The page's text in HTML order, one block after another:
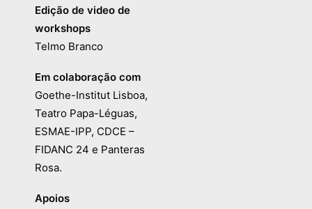
Edição de video de
workshops
Telmo Branco
Em colaboração com
Goethe-Institut Lisboa,
Teatro Papa-Léguas,
ESMAE-IPP, CDCE –
FIDANC 24 e Panteras
Rosa.
Apoios